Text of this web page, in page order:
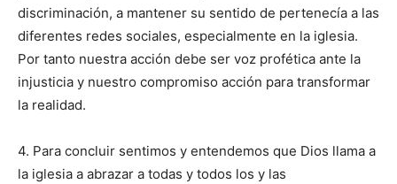
discriminación, a mantener su sentido de pertenecía a las
diferentes redes sociales, especialmente en la iglesia.
Por tanto nuestra acción debe ser voz profética ante la
injusticia y nuestro compromiso acción para transformar
la realidad.
4. Para concluir sentimos y entendemos que Dios llama a
la iglesia a abrazar a todas y todos los y las